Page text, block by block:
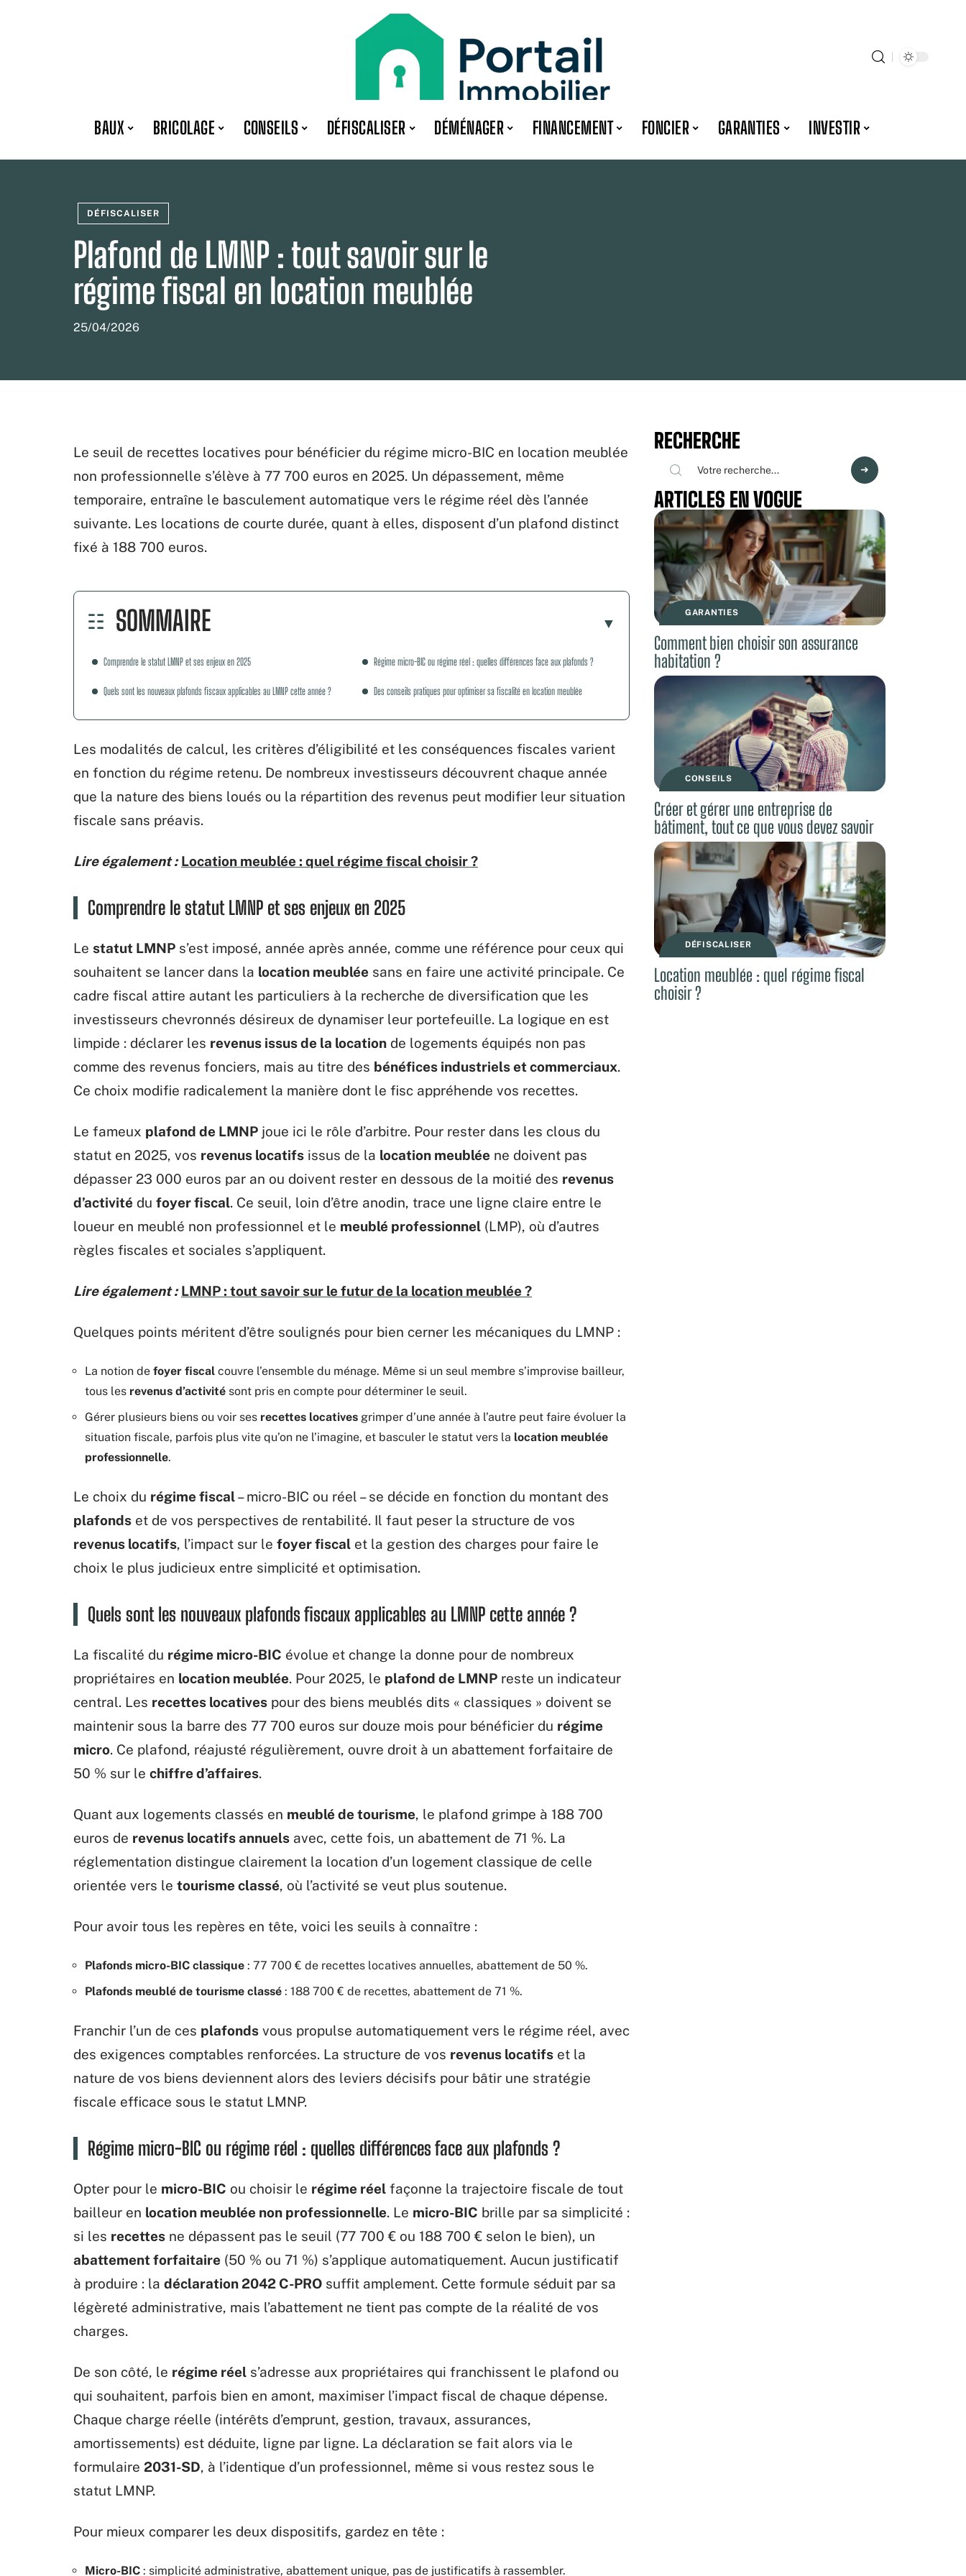
BAUX BRICOLAGE CONSEILS DÉFISCALISER DÉMÉNAGER FINANCEMENT FONCIER GARANTIES INVESTIR
DÉFISCALISER
Plafond de LMNP : tout savoir sur le
régime fiscal en location meublée
25/04/2026
Le seuil de recettes locatives pour bénéficier du régime micro-BIC en location meublée
non professionnelle s’élève à 77 700 euros en 2025. Un dépassement, même
temporaire, entraîne le basculement automatique vers le régime réel dès l’année
suivante. Les locations de courte durée, quant à elles, disposent d’un plafond distinct
fixé à 188 700 euros.
SOMMAIRE
Comprendre le statut LMNP et ses enjeux en 2025
Quels sont les nouveaux plafonds fiscaux applicables au LMNP cette année ?
Régime micro-BIC ou régime réel : quelles différences face aux plafonds ?
Des conseils pratiques pour optimiser sa fiscalité en location meublée
Les modalités de calcul, les critères d’éligibilité et les conséquences fiscales varient
en fonction du régime retenu. De nombreux investisseurs découvrent chaque année
que la nature des biens loués ou la répartition des revenus peut modifier leur situation
fiscale sans préavis.
Lire également : Location meublée : quel régime fiscal choisir ?
Comprendre le statut LMNP et ses enjeux en 2025
Le statut LMNP s’est imposé, année après année, comme une référence pour ceux qui
souhaitent se lancer dans la location meublée sans en faire une activité principale. Ce
cadre fiscal attire autant les particuliers à la recherche de diversification que les
investisseurs chevronnés désireux de dynamiser leur portefeuille. La logique en est
limpide : déclarer les revenus issus de la location de logements équipés non pas
comme des revenus fonciers, mais au titre des bénéfices industriels et commerciaux.
Ce choix modifie radicalement la manière dont le fisc appréhende vos recettes.
Le fameux plafond de LMNP joue ici le rôle d’arbitre. Pour rester dans les clous du
statut en 2025, vos revenus locatifs issus de la location meublée ne doivent pas
dépasser 23 000 euros par an ou doivent rester en dessous de la moitié des revenus
d’activité du foyer fiscal. Ce seuil, loin d’être anodin, trace une ligne claire entre le
loueur en meublé non professionnel et le meublé professionnel (LMP), où d’autres
règles fiscales et sociales s’appliquent.
Lire également : LMNP : tout savoir sur le futur de la location meublée ?
Quelques points méritent d’être soulignés pour bien cerner les mécaniques du LMNP :
La notion de foyer fiscal couvre l’ensemble du ménage. Même si un seul membre s’improvise bailleur,
tous les revenus d’activité sont pris en compte pour déterminer le seuil.
Gérer plusieurs biens ou voir ses recettes locatives grimper d’une année à l’autre peut faire évoluer la
situation fiscale, parfois plus vite qu’on ne l’imagine, et basculer le statut vers la location meublée
professionnelle.
Le choix du régime fiscal– micro-BIC ou réel – se décide en fonction du montant des
plafonds et de vos perspectives de rentabilité. Il faut peser la structure de vos
revenus locatifs, l’impact sur le foyer fiscal et la gestion des charges pour faire le
choix le plus judicieux entre simplicité et optimisation.
Quels sont les nouveaux plafonds fiscaux applicables au LMNP cette année ?
La fiscalité du régime micro-BIC évolue et change la donne pour de nombreux
propriétaires en location meublée. Pour 2025, le plafond de LMNP reste un indicateur
central. Les recettes locatives pour des biens meublés dits « classiques » doivent se
maintenir sous la barre des 77 700 euros sur douze mois pour bénéficier du régime
micro. Ce plafond, réajusté régulièrement, ouvre droit à un abattement forfaitaire de
50 % sur le chiffre d’affaires.
Quant aux logements classés en meublé de tourisme, le plafond grimpe à 188 700
euros de revenus locatifs annuels avec, cette fois, un abattement de 71 %. La
réglementation distingue clairement la location d’un logement classique de celle
orientée vers le tourisme classé, où l’activité se veut plus soutenue.
Pour avoir tous les repères en tête, voici les seuils à connaître :
Plafonds micro-BIC classique : 77 700 € de recettes locatives annuelles, abattement de 50 %.
Plafonds meublé de tourisme classé : 188 700 € de recettes, abattement de 71 %.
Franchir l’un de ces plafonds vous propulse automatiquement vers le régime réel, avec
des exigences comptables renforcées. La structure de vos revenus locatifs et la
nature de vos biens deviennent alors des leviers décisifs pour bâtir une stratégie
fiscale efficace sous le statut LMNP.
Régime micro-BIC ou régime réel : quelles différences face aux plafonds ?
Opter pour le micro-BIC ou choisir le régime réel façonne la trajectoire fiscale de tout
bailleur en location meublée non professionnelle. Le micro-BIC brille par sa simplicité :
si les recettes ne dépassent pas le seuil (77 700 € ou 188 700 € selon le bien), un
abattement forfaitaire (50 % ou 71 %) s’applique automatiquement. Aucun justificatif
à produire : la déclaration 2042 C-PRO suffit amplement. Cette formule séduit par sa
légèreté administrative, mais l’abattement ne tient pas compte de la réalité de vos
charges.
De son côté, le régime réel s’adresse aux propriétaires qui franchissent le plafond ou
qui souhaitent, parfois bien en amont, maximiser l’impact fiscal de chaque dépense.
Chaque charge réelle (intérêts d’emprunt, gestion, travaux, assurances,
amortissements) est déduite, ligne par ligne. La déclaration se fait alors via le
formulaire 2031-SD, à l’identique d’un professionnel, même si vous restez sous le
statut LMNP.
Pour mieux comparer les deux dispositifs, gardez en tête :
Micro-BIC : simplicité administrative, abattement unique, pas de justificatifs à rassembler.
RECHERCHE
ARTICLES EN VOGUE
GARANTIES
Comment bien choisir son assurance
habitation ?
CONSEILS
Créer et gérer une entreprise de
bâtiment, tout ce que vous devez savoir
DÉFISCALISER
Location meublée : quel régime fiscal
choisir ?